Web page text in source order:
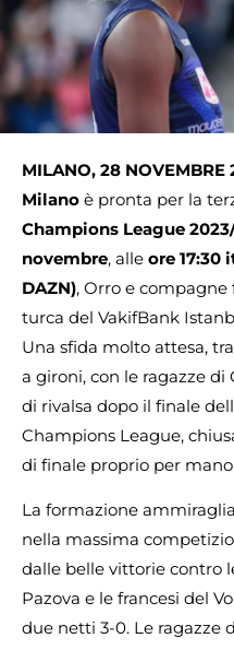
MILANO, 28 NOVEMBRE
Milano è pronta per la
Champions League
novembre, alle ore 17:30
DAZN), Orro e compagne
turca del VakifBank
Una sfida molto attesa,
a gironi, con le ragazze di
di rivalsa dopo il finale
Champions League,
di finale proprio per
La formazione
nella massima
dalle belle vittorie contro
Pazova e le francesi del
due netti 3-0. Le ragazze